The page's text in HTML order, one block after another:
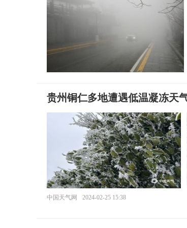
贵州铜仁多地遭遇低温凝冻天
中国天气网 2024-02-25 15:38